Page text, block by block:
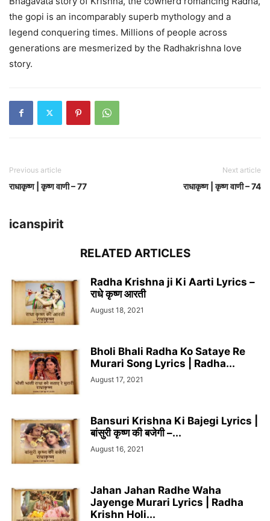
the gopi is an incomparably superb mythology and a
legend conquering times. Millions of people across
generations are mesmerized by the Radhakrishna love
story.
Previous article
राधाकृष्ण | कृष्ण वाणी – 77
Next article
राधाकृष्ण | कृष्ण वाणी – 74
icanspirit
RELATED ARTICLES
Radha Krishna ji Ki Aarti Lyrics –
राधे कृष्ण आरती
August 18, 2021
Bholi Bhali Radha Ko Sataye Re
Murari Song Lyrics | Radha...
August 17, 2021
Bansuri Krishna Ki Bajegi Lyrics |
बांसुरी कृष्ण की बजेगी –...
August 16, 2021
Jahan Jahan Radhe Waha
Jayenge Murari Lyrics | Radha
Krishn Holi...